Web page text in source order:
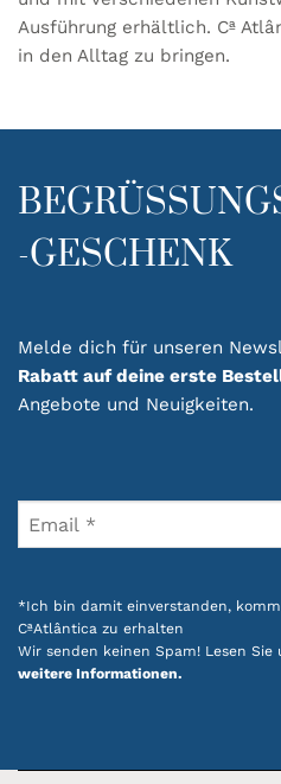
Ausführung erhältlich. Cª
in den Alltag zu bringen.
-GESCHENK
Melde dich für unseren
Rabatt auf deine erste
Angebote und Neuigkeiten.
*Ich bin damit einverstanden,
CªAtlântica zu erhalten
Wir senden keinen Spam! Lesen Sie
weitere Informationen.